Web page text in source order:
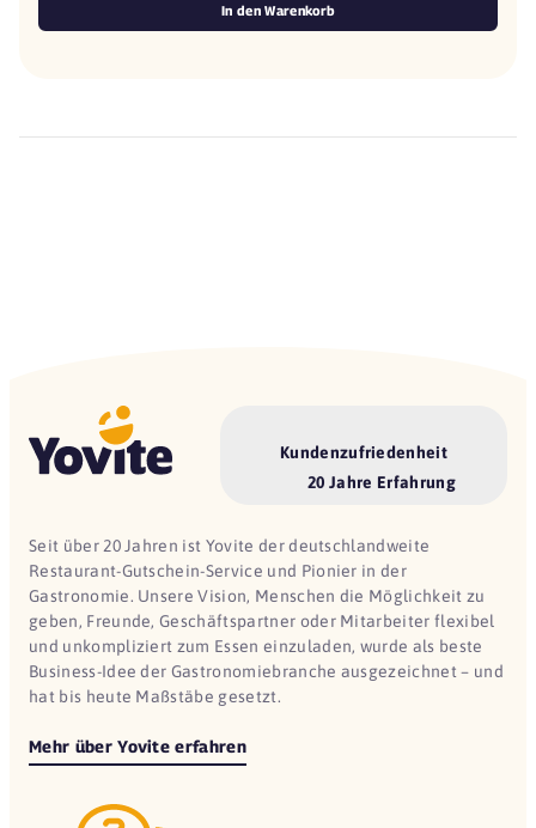
In den Warenkorb
Kundenzufriedenheit
20 Jahre Erfahrung
Seit über 20 Jahren ist Yovite der deutschlandweite
Restaurant-Gutschein-Service und Pionier in der
Gastronomie. Unsere Vision, Menschen die Möglichkeit zu
geben, Freunde, Geschäftspartner oder Mitarbeiter flexibel
und unkompliziert zum Essen einzuladen, wurde als beste
Business-Idee der Gastronomiebranche ausgezeichnet – und
hat bis heute Maßstäbe gesetzt.
Mehr über Yovite erfahren